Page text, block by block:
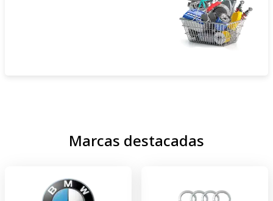
Marcas destacadas